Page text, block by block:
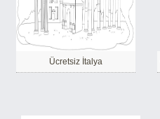
Ücretsiz İtalya